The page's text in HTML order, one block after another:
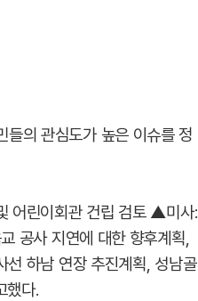
들의 관심도가 높은 이슈를 정
어린이회관 건립 검토 ▲미사:
공사 지연에 대한 향후계획,
하남 연장 추진계획, 성남골
했다.